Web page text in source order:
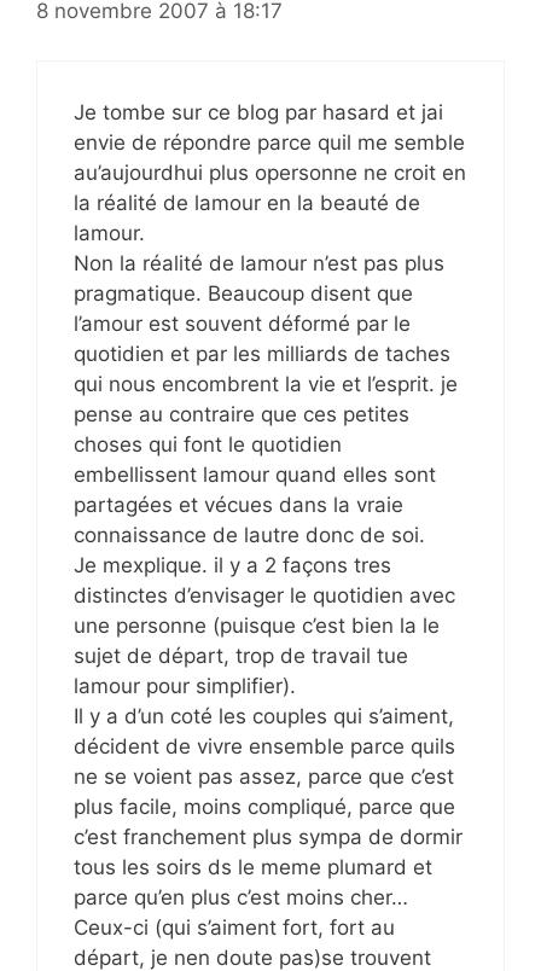
8 novembre 2007 à 18:17
Je tombe sur ce blog par hasard et jai
envie de répondre parce quil me semble
au’aujourdhui plus opersonne ne croit en
la réalité de lamour en la beauté de
lamour.
Non la réalité de lamour n’est pas plus
pragmatique. Beaucoup disent que
l’amour est souvent déformé par le
quotidien et par les milliards de taches
qui nous encombrent la vie et l’esprit. je
pense au contraire que ces petites
choses qui font le quotidien
embellissent lamour quand elles sont
partagées et vécues dans la vraie
connaissance de lautre donc de soi.
Je mexplique. il y a 2 façons tres
distinctes d’envisager le quotidien avec
une personne (puisque c’est bien la le
sujet de départ, trop de travail tue
lamour pour simplifier).
Il y a d’un coté les couples qui s’aiment,
décident de vivre ensemble parce quils
ne se voient pas assez, parce que c’est
plus facile, moins compliqué, parce que
c’est franchement plus sympa de dormir
tous les soirs ds le meme plumard et
parce qu’en plus c’est moins cher…
Ceux-ci (qui s’aiment fort, fort au
départ, je nen doute pas)se trouvent